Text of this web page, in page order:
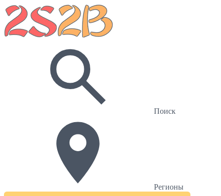
Поиск
Регионы